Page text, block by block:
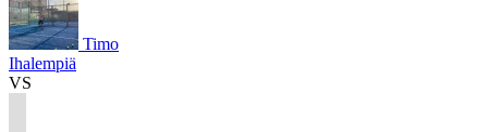
Timo
Ihalempiä
VS